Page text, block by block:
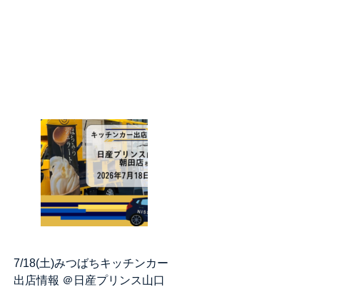
7/18(土)みつばちキッチンカー
出店情報 ＠日産プリンス山口